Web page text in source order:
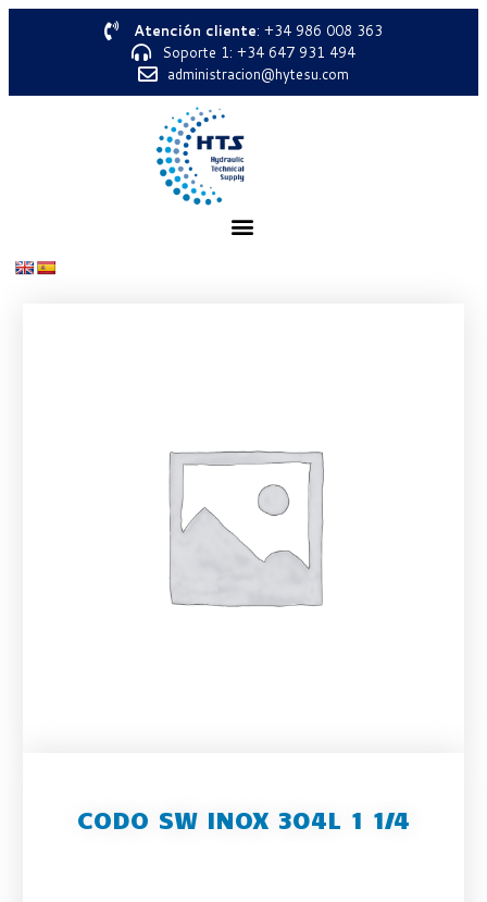
Atención cliente: +34 986 008 363
Soporte 1: +34 647 931 494
administracion@hytesu.com
CODO SW INOX 304L 1 1/4